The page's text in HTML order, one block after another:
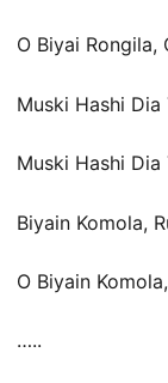
O Biyai Rongila,
Muski Hashi
Muski Hashi Dia
Biyain Komola,
O Biyain
…..